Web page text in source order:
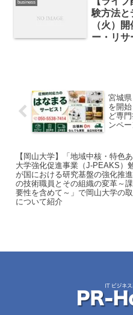
business
験方法
（火）
ー・リサ
宮城県
を開
ど専
ンペ
【岡山大学】「地域中核・特色
大学強化促進事業（J-PEAKS）
が国における研究基盤の強化推
の技術職員とその組織の変革～
要性を含めて～」で岡山大学の
について紹介